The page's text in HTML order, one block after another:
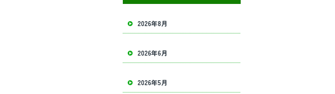
2026年8月
2026年6月
2026年5月